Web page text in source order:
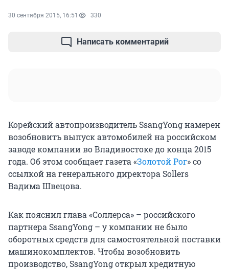
30 сентября 2015, 16:51 330
Написать комментарий
Корейский автопроизводитель SsangYong намерен
возобновить выпуск автомобилей на российском
заводе компании во Владивостоке до конца 2015
года. Об этом сообщает газета «Золотой Рог» со
ссылкой на генерального директора Sollers
Вадима Швецова.
Как пояснил глава «Соллерса» – российского
партнера SsangYong – у компании не было
оборотных средств для самостоятельной поставки
машинокомплектов. Чтобы возобновить
производство, SsangYong открыл кредитную